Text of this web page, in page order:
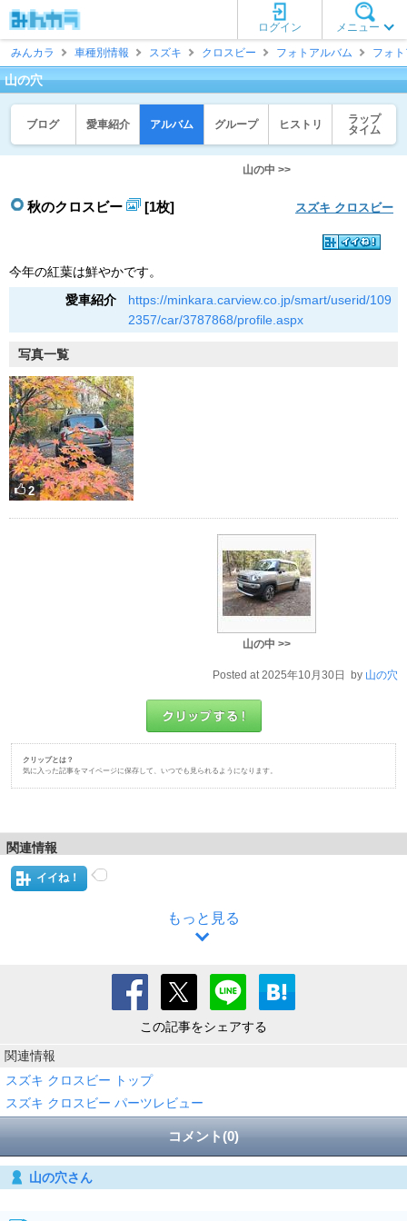
メニュー
ログイン
みんカラ
車種別情報 スズキ クロスビー フォトアルバム フォ
山の穴
ブログ 愛車紹介 アルバム グループ ヒストリ
ラップ
タイム
山の中 >>
秋のクロスビー [1枚] スズキ クロスビー
今年の紅葉は鮮やかです。
愛車紹介
https://minkara.carview.co.jp/smart/userid/109
2357/car/3787868/profile.aspx
写真一覧
2
山の中 >>
Posted at 2025年10月30日 by 山の穴
クリップとは？
気に入った記事をマイページに保存して、いつでも見られるようになります。
関連情報
イイね！
もっと見る
この記事をシェアする
関連情報
スズキ クロスビー トップ
スズキ クロスビー パーツレビュー
コメント(0)
山の穴さん